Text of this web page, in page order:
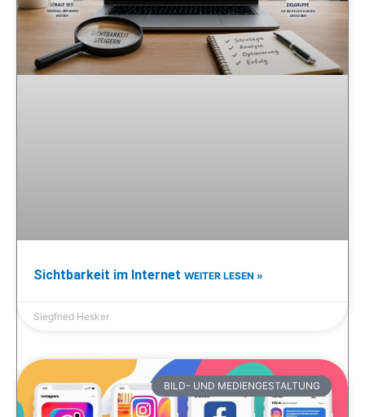
Sichtbarkeit im Internet WEITER LESEN »
Siegfried Hesker
BILD- UND MEDIENGESTALTUNG